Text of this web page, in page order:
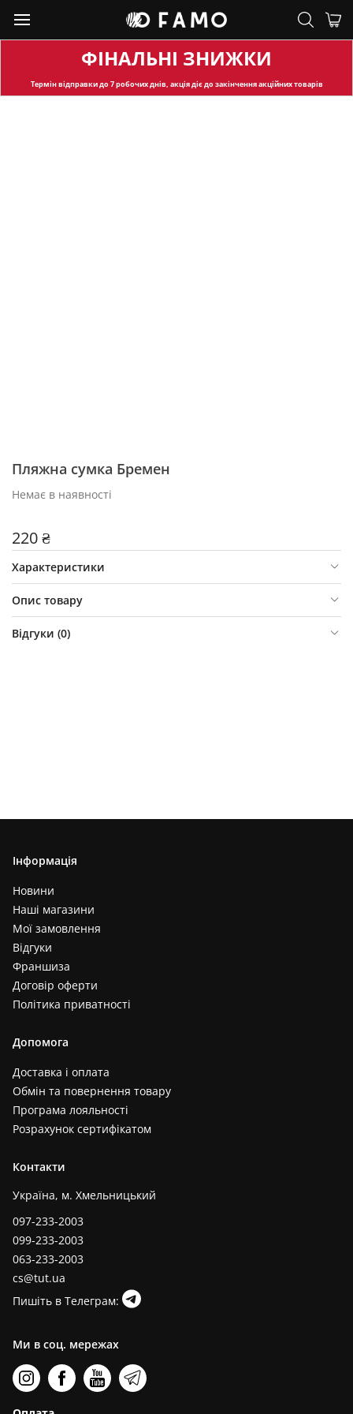
ФІНАЛЬНІ ЗНИЖКИ
Термін відправкидо 7 робочих днів, акція діє до закінчення акційних товарів
Пляжна сумка Бремен
Немає в наявності
220 ₴
Характеристики
Опис товару
Відгуки (0)
Інформація
Новини
Наші магазини
Мої замовлення
Відгуки
Франшиза
Договір оферти
Політика приватності
Допомога
Доставка і оплата
Обмін та повернення товару
Програма лояльності
Розрахунок сертифікатом
Контакти
Україна, м. Хмельницький
097-233-2003
099-233-2003
063-233-2003
cs@tut.ua
Пишіть в Телеграм:
Ми в соц. мережах